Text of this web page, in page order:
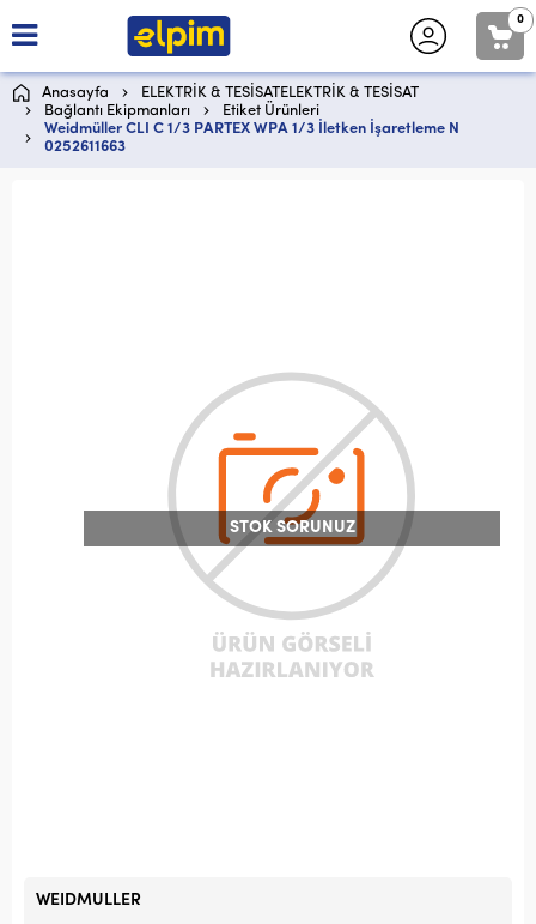
0
Anasayfa
ELEKTRİK & TESİSATELEKTRİK & TESİSAT
Bağlantı Ekipmanları
Etiket Ürünleri
Weidmüller CLI C 1/3 PARTEX WPA 1/3 İletken İşaretleme N
0252611663
STOK SORUNUZ
WEIDMULLER